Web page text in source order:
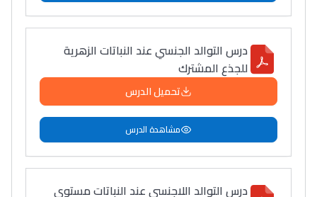
باش تقدر تساعد الناس
يلقاو التوازن من الدّاخل
ومن الخارج، بشرى
درس التوالد الجنسي عند النباتات الزهرية
للجذع المشترك
تحميل الدرس
مشاهدة الدرس
درس التوالد اللاجنسي عند النباتات مستوى